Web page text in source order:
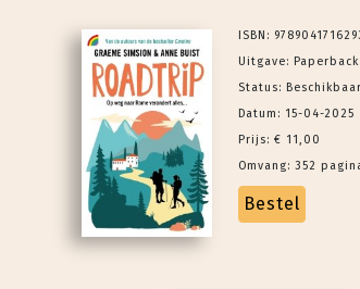
ISBN:
Uitgave: Paperback
Status: Beschikbaar
Datum: 15-04-2025
Prijs: € 11,00
Omvang: 352
Bestel